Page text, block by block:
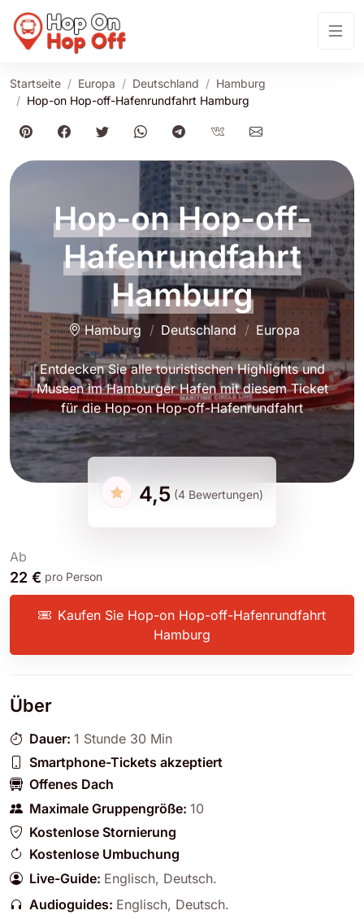
Startseite Europa Deutschland
Hamburg
Hop-on Hop-off-Hafenrundfahrt Hamburg
Hop-on Hop-off-
Hafenrundfahrt
Hamburg
Hamburg Deutschland Europa
Entdecken Sie alle touristischen Highlights und
Museen im Hamburger Hafen mit diesem Ticket
für die Hop-on Hop-off-Hafenrundfahrt
4,5 (4 Bewertungen)
Ab
22 € pro Person
Kaufen Sie Hop-on Hop-off-Hafenrundfahrt
Hamburg
Über
Dauer: 1 Stunde 30 Min
Smartphone-Tickets akzeptiert
Offenes Dach
Maximale Gruppengröße: 10
Kostenlose Stornierung
Kostenlose Umbuchung
Live-Guide: Englisch, Deutsch.
Audioguides: Englisch, Deutsch.